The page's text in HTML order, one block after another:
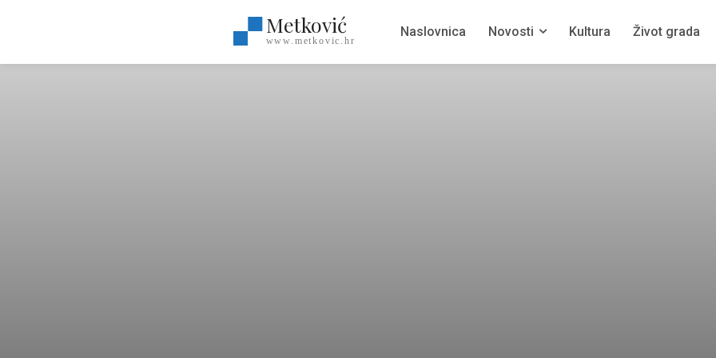
Metković
www.metkovic.hr
Naslovnica Novosti Kultura Život grada